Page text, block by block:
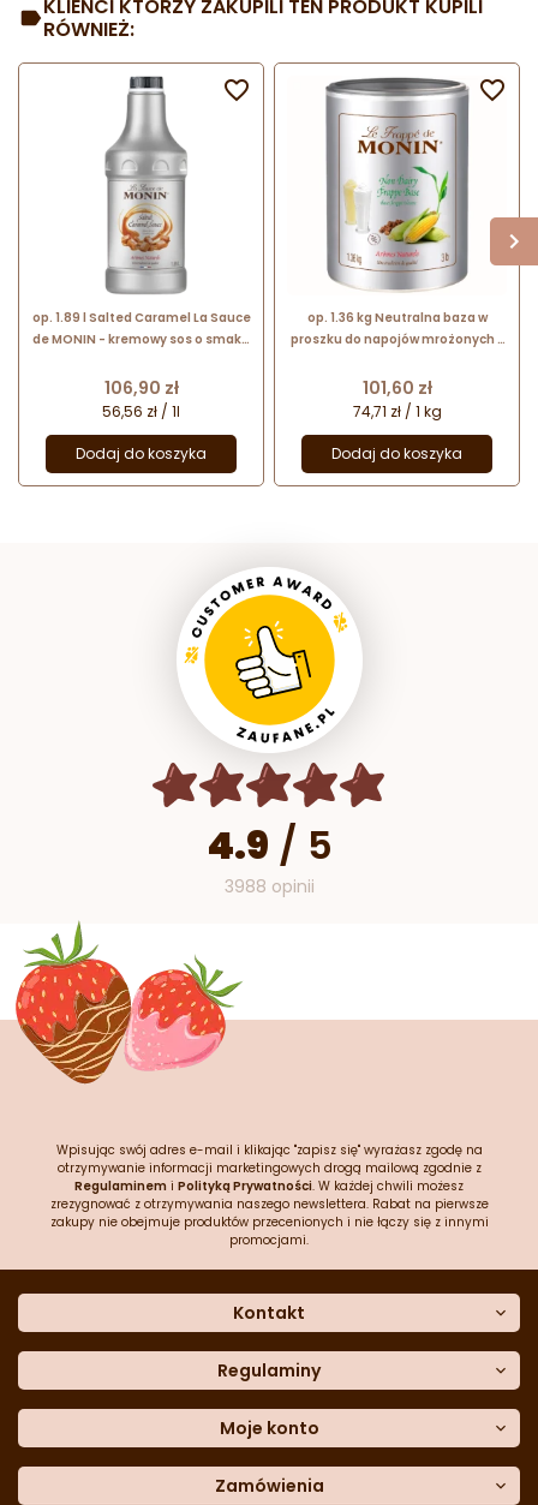
KLIENCI KTÓRZY ZAKUPILI TEN PRODUKT KUPILI
RÓWNIEŻ:
op. 1.89 l Salted Caramel La Sauce
de MONIN - kremowy sos o smaku
Cena
106,90 zł
56,56 zł / 1l
Dodaj do koszyka

op. 1.36 kg Neutralna baza w
proszku do napojów mrożonych -
Monin
Cena
101,60 zł
74,71 zł / 1 kg
Dodaj do koszyka

4.9 / 5
3988 opinii
Wpisując swój adres e-mail i klikając "zapisz się" wyrażasz zgodę na
otrzymywanie informacji marketingowych drogą mailową zgodnie z
Regulaminem i Polityką Prywatności. W każdej chwili możesz
zrezygnować z otrzymywania naszego newslettera. Rabat na pierwsze
zakupy nie obejmuje produktów przecenionych i nie łączy się z innymi
promocjami.
Kontakt
Dane kontaktowe
Często zadawane pytania
Sklep stacjonarny
Formularz kontaktowy
Blog
Regulaminy
Polityka prywatności
Polityka cookies
Polityka reklamacji
Moje konto
Moje dane
Zamówienia